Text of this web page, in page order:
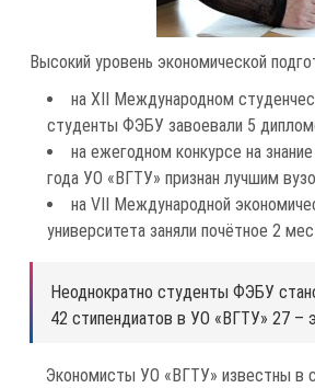
Высокий уровень экономической
на XII Международном
студенты ФЭБУ завоевали 5
на ежегодном конкурсе на
года УО «ВГТУ» признан лучшим
на VII Международной
университета заняли почётное 2
Неоднократно студенты ФЭБУ
42 стипендиатов в УО «ВГТУ» 27 –
Экономисты УО «ВГТУ» известны в